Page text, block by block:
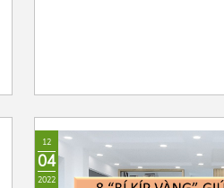
12
04
2022